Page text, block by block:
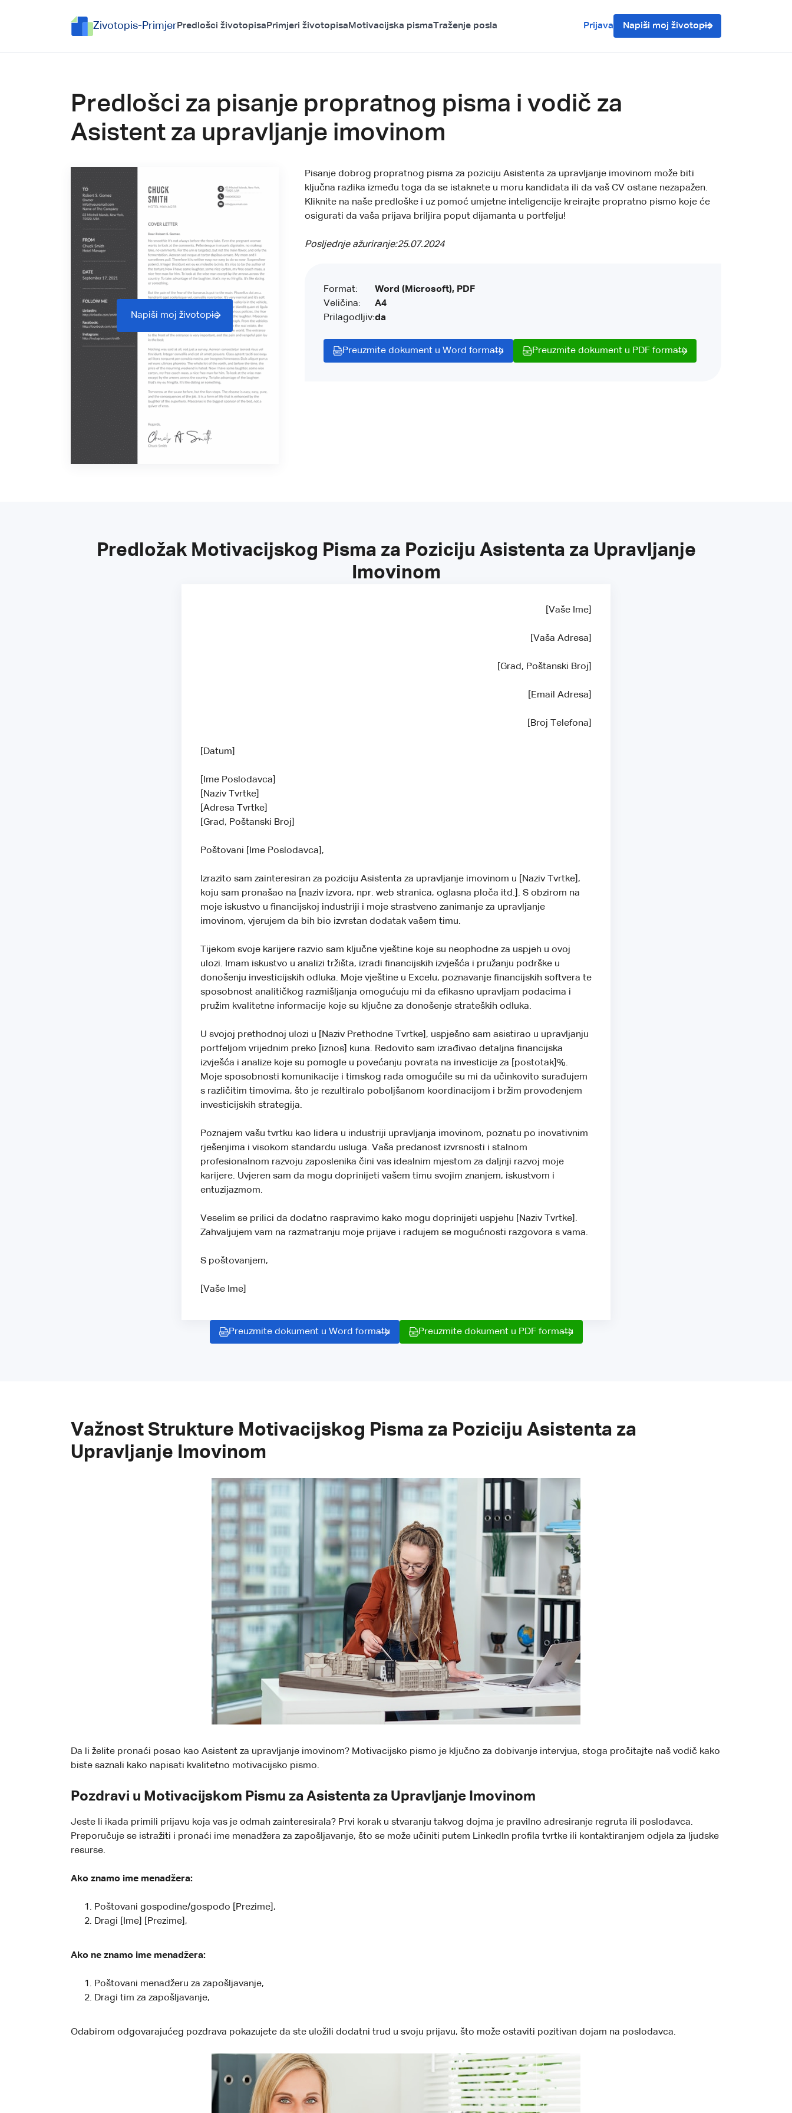
Zivotopis-PrimjerPredlošci životopisa Primjeri životopisa Motivacijska pismaTraženje posla Prijava Napiši moj životopis
Predlošci za pisanje propratnog pisma i vodič za
Asistent za upravljanje imovinom
Napiši moj životopis
Pisanje dobrog propratnog pisma za poziciju Asistenta za upravljanje imovinom može biti
ključna razlika između toga da se istaknete u moru kandidata ili da vaš CV ostane nezapažen.
Kliknite na naše predloške i uz pomoć umjetne inteligencije kreirajte propratno pismo koje će
osigurati da vaša prijava briljira poput dijamanta u portfelju!
Posljednje ažuriranje:25.07.2024
Format:
Veličina:
Prilagodljiv:
Word (Microsoft), PDF
A4
da
Preuzmite dokument u Word formatu Preuzmite dokument u PDF formatu
Predložak Motivacijskog Pisma za Poziciju Asistenta za Upravljanje
Imovinom
[Vaše Ime]
[Vaša Adresa]
[Grad, Poštanski Broj]
[Email Adresa]
[Broj Telefona]
[Datum]
[Ime Poslodavca]
[Naziv Tvrtke]
[Adresa Tvrtke]
[Grad, Poštanski Broj]
Poštovani [Ime Poslodavca],
Izrazito sam zainteresiran za poziciju Asistenta za upravljanje imovinom u [Naziv Tvrtke],
koju sam pronašao na [naziv izvora, npr. web stranica, oglasna ploča itd.]. S obzirom na
moje iskustvo u financijskoj industriji i moje strastveno zanimanje za upravljanje
imovinom, vjerujem da bih bio izvrstan dodatak vašem timu.
Tijekom svoje karijere razvio sam ključne vještine koje su neophodne za uspjeh u ovoj
ulozi. Imam iskustvo u analizi tržišta, izradi financijskih izvješća i pružanju podrške u
donošenju investicijskih odluka. Moje vještine u Excelu, poznavanje financijskih softvera te
sposobnost analitičkog razmišljanja omogućuju mi da efikasno upravljam podacima i
pružim kvalitetne informacije koje su ključne za donošenje strateških odluka.
U svojoj prethodnoj ulozi u [Naziv Prethodne Tvrtke], uspješno sam asistirao u upravljanju
portfeljom vrijednim preko [iznos] kuna. Redovito sam izrađivao detaljna financijska
izvješća i analize koje su pomogle u povećanju povrata na investicije za [postotak]%.
Moje sposobnosti komunikacije i timskog rada omogućile su mi da učinkovito surađujem
s različitim timovima, što je rezultiralo poboljšanom koordinacijom i bržim provođenjem
investicijskih strategija.
Poznajem vašu tvrtku kao lidera u industriji upravljanja imovinom, poznatu po inovativnim
rješenjima i visokom standardu usluga. Vaša predanost izvrsnosti i stalnom
profesionalnom razvoju zaposlenika čini vas idealnim mjestom za daljnji razvoj moje
karijere. Uvjeren sam da mogu doprinijeti vašem timu svojim znanjem, iskustvom i
entuzijazmom.
Veselim se prilici da dodatno raspravimo kako mogu doprinijeti uspjehu [Naziv Tvrtke].
Zahvaljujem vam na razmatranju moje prijave i radujem se mogućnosti razgovora s vama.
S poštovanjem,
[Vaše Ime]
Preuzmite dokument u Word formatu Preuzmite dokument u PDF formatu
Važnost Strukture Motivacijskog Pisma za Poziciju Asistenta za
Upravljanje Imovinom
Da li želite pronaći posao kao Asistent za upravljanje imovinom? Motivacijsko pismo je ključno za dobivanje intervjua, stoga pročitajte naš vodič kako
biste saznali kako napisati kvalitetno motivacijsko pismo.
Pozdravi u Motivacijskom Pismu za Asistenta za Upravljanje Imovinom
Jeste li ikada primili prijavu koja vas je odmah zainteresirala? Prvi korak u stvaranju takvog dojma je pravilno adresiranje regruta ili poslodavca.
Preporučuje se istražiti i pronaći ime menadžera za zapošljavanje, što se može učiniti putem LinkedIn profila tvrtke ili kontaktiranjem odjela za ljudske
resurse.
Ako znamo ime menadžera:
Poštovani gospodine/gospođo [Prezime],
Dragi [Ime] [Prezime],
Ako ne znamo ime menadžera:
Poštovani menadžeru za zapošljavanje,
Dragi tim za zapošljavanje,
Odabirom odgovarajućeg pozdrava pokazujete da ste uložili dodatni trud u svoju prijavu, što može ostaviti pozitivan dojam na poslodavca.